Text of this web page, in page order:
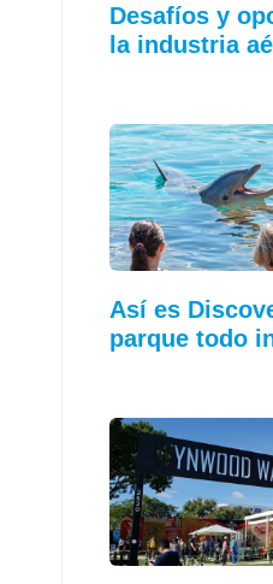
Desafíos y
la industria
Así es
parque todo